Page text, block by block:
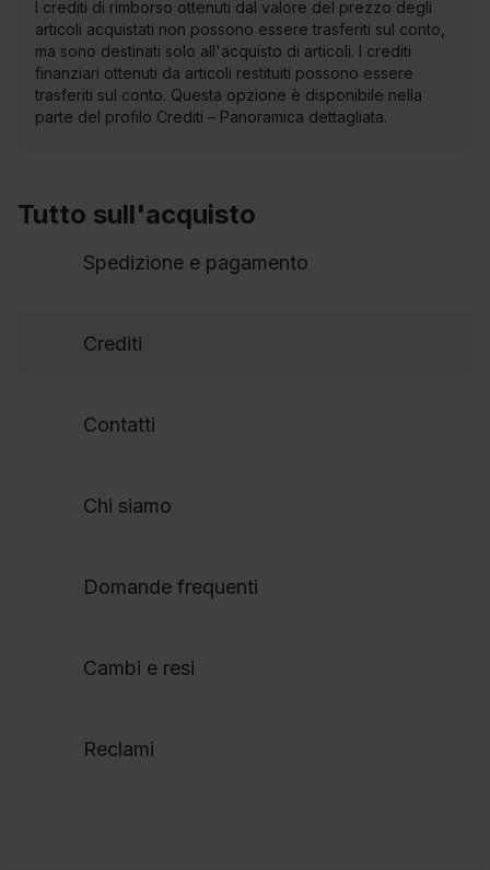
Tutto sull'acquisto
Spedizione e pagamento
Crediti
Contatti
Chi siamo
Domande frequenti
Cambi e resi
Reclami
I crediti di rimborso ottenuti dal valore del prezzo degli
articoli acquistati non possono essere trasferiti sul conto,
ma sono destinati solo all'acquisto di articoli. I crediti
finanziari ottenuti da articoli restituiti possono essere
trasferiti sul conto. Questa opzione è disponibile nella
parte del profilo Crediti – Panoramica dettagliata.